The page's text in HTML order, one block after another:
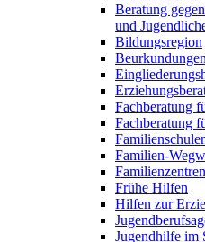
Beratung
und
Bildungsregion
Beurkundungen
Fachberatung
Fachberatung
Familien-
Familienzentren
Frühe Hilfen
Hilfen zur
Jugendhilfe im